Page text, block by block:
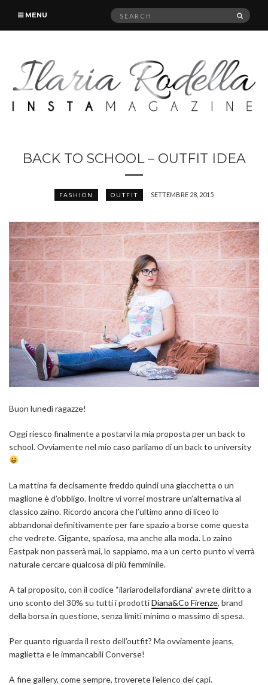
MENU
Search
BACK TO SCHOOL – OUTFIT IDEA
FASHION OUTFIT SETTEMBRE 28, 2015
Buon lunedì ragazze!
Oggi riesco finalmente a postarvi la mia proposta per un back to
school. Ovviamente nel mio caso parliamo di un back to university
La mattina fa decisamente freddo quindi una giacchetta o un
maglione è d’obbligo. Inoltre vi vorrei mostrare un’alternativa al
classico zaino. Ricordo ancora che l’ultimo anno di liceo lo
abbandonai definitivamente per fare spazio a borse come questa
che vedrete. Gigante, spaziosa, ma anche alla moda. Lo zaino
Eastpak non passerà mai, lo sappiamo, ma a un certo punto vi verrà
naturale cercare qualcosa di più femminile.
A tal proposito, con il codice “ilariarodellafordiana” avrete diritto a
uno sconto del 30% su tutti i prodottiDiana&Co Firenze, brand
della borsa in questione, senza limiti minimo o massimo di spesa.
Per quanto riguarda il resto dell’outfit? Ma ovviamente jeans,
maglietta e le immancabili Converse!
A fine gallery, come sempre, troverete l’elenco dei capi.